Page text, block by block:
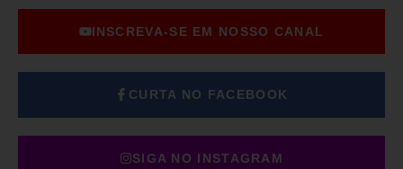
INSCREVA-SE EM NOSSO CANAL
CURTA NO FACEBOOK
SIGA NO INSTAGRAM